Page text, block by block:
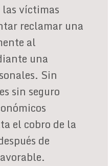
víctimas
reclamar una
al
una
Sin
sin seguro
el cobro de la
de